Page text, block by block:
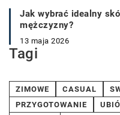
Jak wybrać idealny
mężczyzny?
13 maja 2026
Tagi
ZIMOWE CASUAL
PRZYGOTOWANIE